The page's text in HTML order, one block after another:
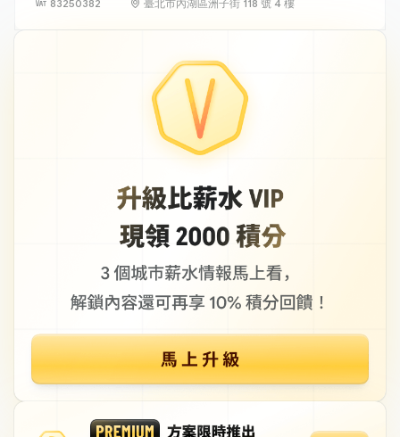
83250382 臺北市內湖區洲子街 118 號 4 樓